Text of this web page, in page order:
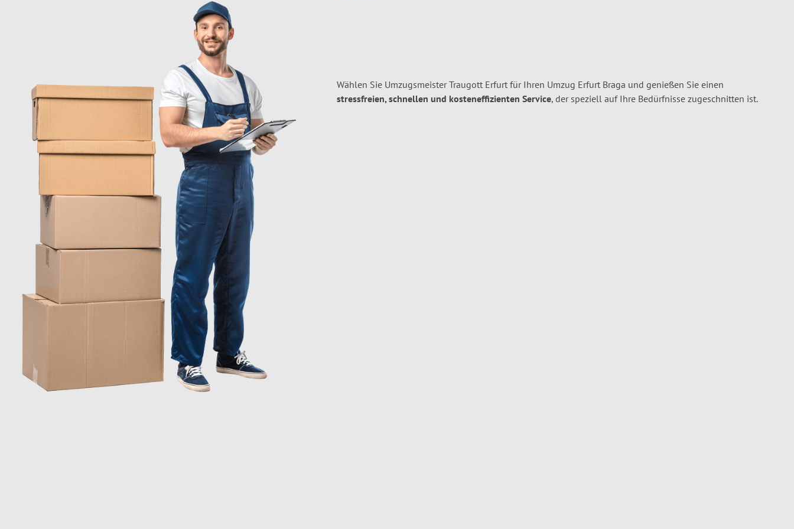
Wählen Sie Umzugsmeister Traugott Erfurt für Ihren Umzug Erfurt Braga und genießen Sie einen
stressfreien, schnellen und kosteneffizienten Service, der speziell auf Ihre Bedürfnisse zugeschnitten ist.